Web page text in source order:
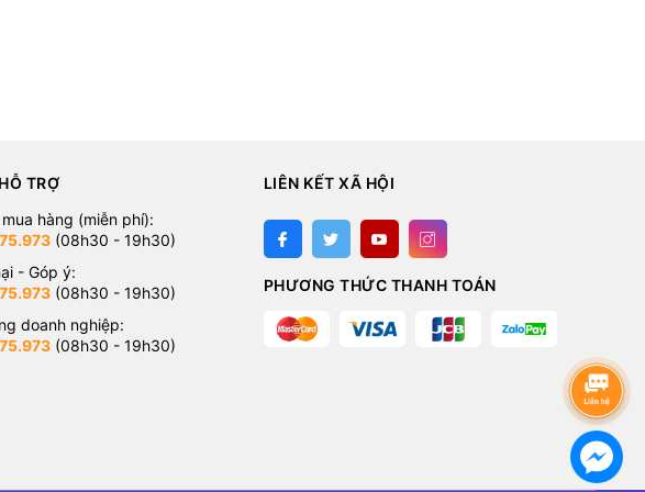
TRỢ
hàng (miễn phí):
(08h30 - 19h30)
- Góp ý:
(08h30 - 19h30)
doanh nghiệp:
(08h30 - 19h30)
LIÊN KẾT XÃ HỘI
PHƯƠNG THỨC THANH TOÁN